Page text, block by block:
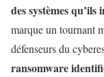
des systèmes qu’ils
marque un tournant
défenseurs du
ransomware